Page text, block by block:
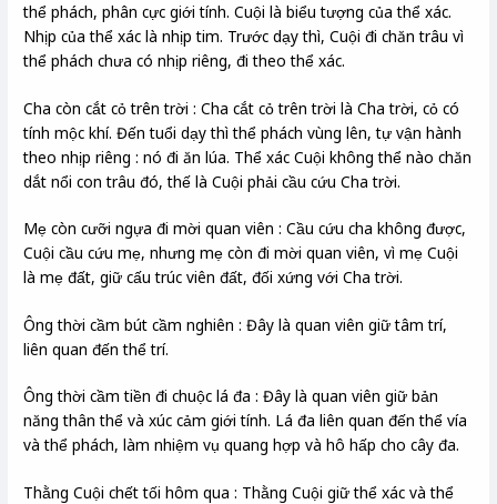
thể phách, phân cực giới tính. Cuội là biểu tượng của thể xác.
Nhịp của thể xác là nhịp tim. Trước dạy thì, Cuội đi chăn trâu vì
thể phách chưa có nhịp riêng, đi theo thể xác.
Cha còn cắt cỏ trên trời : Cha cắt cỏ trên trời là Cha trời, cỏ có
tính mộc khí. Đến tuổi dạy thì thể phách vùng lên, tự vận hành
theo nhịp riêng : nó đi ăn lúa. Thể xác Cuội không thể nào chăn
dắt nổi con trâu đó, thế là Cuội phải cầu cứu Cha trời.
Mẹ còn cưỡi ngựa đi mời quan viên : Cầu cứu cha không được,
Cuội cầu cứu mẹ, nhưng mẹ còn đi mời quan viên, vì mẹ Cuội
là mẹ đất, giữ cấu trúc viên đất, đối xứng với Cha trời.
Ông thời cầm bút cầm nghiên : Đây là quan viên giữ tâm trí,
liên quan đến thể trí.
Ông thời cầm tiền đi chuộc lá đa : Đây là quan viên giữ bản
năng thân thể và xúc cảm giới tính. Lá đa liên quan đến thể vía
và thể phách, làm nhiệm vụ quang hợp và hô hấp cho cây đa.
Thằng Cuội chết tối hôm qua : Thằng Cuội giữ thể xác và thể